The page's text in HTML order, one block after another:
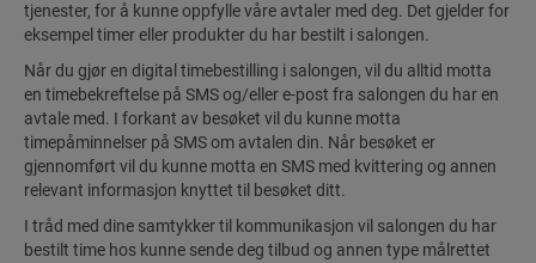
tjenester, for å kunne oppfylle våre avtaler med deg. Det gjelder for
eksempel timer eller produkter du har bestilt i salongen.
Når du gjør en digital timebestilling i salongen, vil du alltid motta
en timebekreftelse på SMS og/eller e-post fra salongen du har en
avtale med. I forkant av besøket vil du kunne motta
timepåminnelser på SMS om avtalen din. Når besøket er
gjennomført vil du kunne motta en SMS med kvittering og annen
relevant informasjon knyttet til besøket ditt.
I tråd med dine samtykker til kommunikasjon vil salongen du har
bestilt time hos kunne sende deg tilbud og annen type målrettet